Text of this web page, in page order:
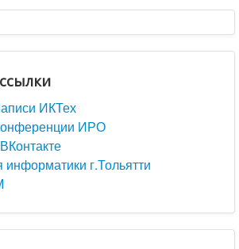
ИКТех
ИРО
информатики г.Тольятти